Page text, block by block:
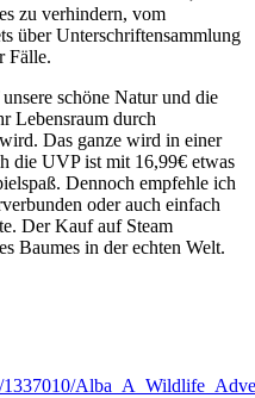
zu verhindern, vom
über Unterschriftensammlung
Fälle.
schöne Natur und die
Lebensraum durch
Das ganze wird in einer
die UVP ist mit 16,99€ etwas
Dennoch empfehle ich
oder auch einfach
Der Kauf auf Steam
Baumes in der echten Welt.